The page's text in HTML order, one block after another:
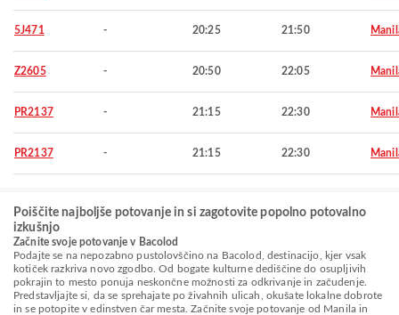
5J471 - 20:25 21:50
Z2605 - 20:50 22:05
PR2137 - 21:15 22:30
PR2137 - 21:15 22:30
Poiščite najboljše potovanje in si zagotovite popolno potovalno
izkušnjo
Začnite svoje potovanje v Bacolod
Podajte se na nepozabno pustolovščino na Bacolod, destinacijo, kjer vsak
kotiček razkriva novo zgodbo. Od bogate kulturne dediščine do osupljivih
pokrajin to mesto ponuja neskončne možnosti za odkrivanje in začudenje.
Predstavljajte si, da se sprehajate po živahnih ulicah, okušate lokalne dobrote
in se potopite v edinstven čar mesta. Začnite svoje potovanje od Manila in